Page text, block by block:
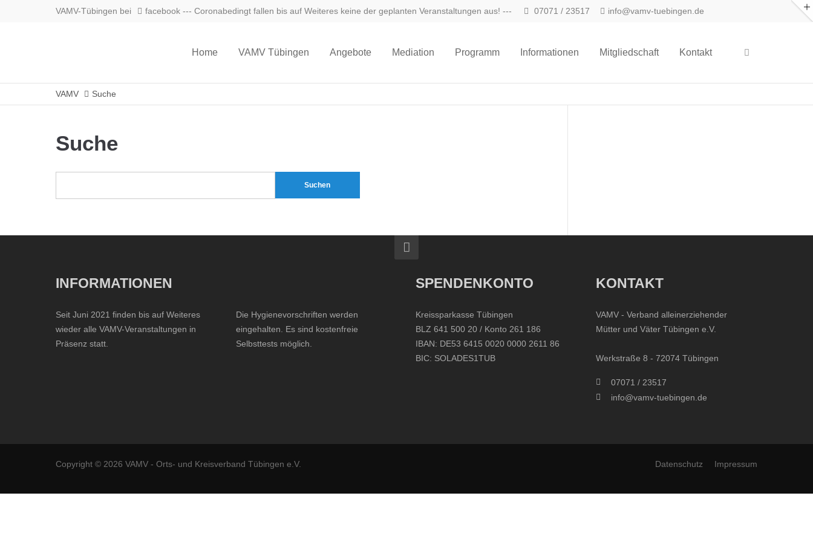
VAMV-Tübingen bei facebook --- Coronabedingt fallen bis auf Weiteres keine der geplanten Veranstaltungen aus! --- 07071 / 23517 info@vamv-tuebingen.de
Home VAMV Tübingen Angebote Mediation Programm Informationen Mitgliedschaft Kontakt
VAMV Suche
Suche
Suchen
INFORMATIONEN
Seit Juni 2021 finden bis auf Weiteres
wieder alle VAMV-Veranstaltungen in
Präsenz statt.
Die Hygienevorschriften werden
eingehalten. Es sind kostenfreie
Selbsttests möglich.
SPENDENKONTO
Kreissparkasse Tübingen
BLZ 641 500 20 / Konto 261 186
IBAN: DE53 6415 0020 0000 2611 86
BIC: SOLADES1TUB
KONTAKT
VAMV - Verband alleinerziehender
Mütter und Väter Tübingen e.V.
Werkstraße 8 - 72074 Tübingen
07071 / 23517
info@vamv-tuebingen.de
Copyright © 2026 VAMV - Orts- und Kreisverband Tübingen e.V. Datenschutz Impressum